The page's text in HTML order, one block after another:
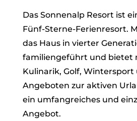
Das Sonnenalp Resort ist
Fünf-Sterne-Ferienresort.
das Haus in vierter
familiengeführt und bietet
Kulinarik, Golf, Wintersport
Angeboten zur aktiven
ein umfangreiches und
Angebot.